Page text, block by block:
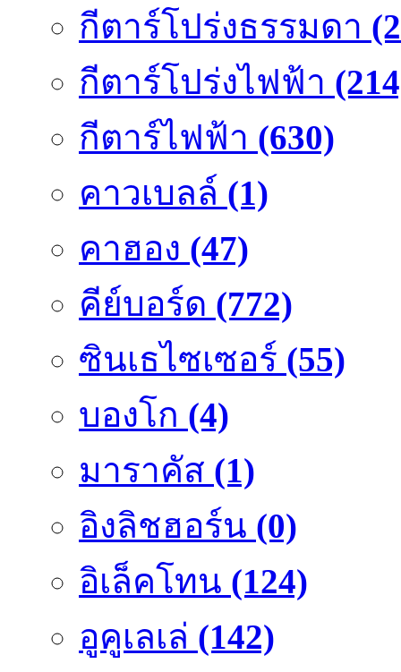
กีตาร์โปร่งธรรมดา
กีตาร์โปร่งไฟฟ้า
กีตาร์ไฟฟ้า (630)
คาวเบลล์ (1)
คาฮอง (47)
คีย์บอร์ด (772)
ซินเธไซเซอร์ (55)
บองโก (4)
มาราคัส (1)
อิงลิชฮอร์น (0)
อิเล็คโทน (124)
อูคูเลเล่ (142)